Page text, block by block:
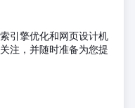
引擎优化和网页设计机
注，并随时准备为您提